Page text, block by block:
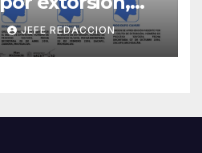
estatal:
JEFE REDACCION